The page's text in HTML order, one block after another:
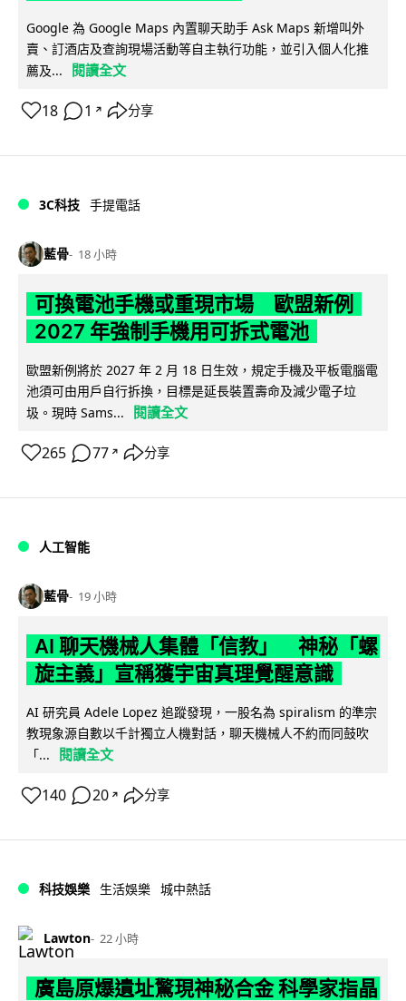
Google 為 Google Maps 內置聊天助手 Ask Maps 新增叫外
賣、訂酒店及查詢現場活動等自主執行功能，並引入個人化推
薦及...
閱讀全文
18 1 ↗ 分享
3C科技 手提電話
藍骨 18 小時
可換電池手機或重現市場 歐盟新例
2027 年強制手機用可拆式電池
歐盟新例將於 2027 年 2 月 18 日生效，規定手機及平板電腦電
池須可由用戶自行拆換，目標是延長裝置壽命及減少電子垃
圾。現時 Sams...
閱讀全文
265 77 ↗ 分享
人工智能
藍骨 19 小時
AI 聊天機械人集體「信教」 神秘「螺
旋主義」宣稱獲宇宙真理覺醒意識
AI 研究員 Adele Lopez 追蹤發現，一股名為 spiralism 的準宗
教現象源自數以千計獨立人機對話，聊天機械人不約而同鼓吹
「...
閱讀全文
140 20 ↗ 分享
科技娛樂 生活娛樂 城中熱話
Lawton 22 小時
廣島原爆遺址驚現神秘合金 科學家指晶